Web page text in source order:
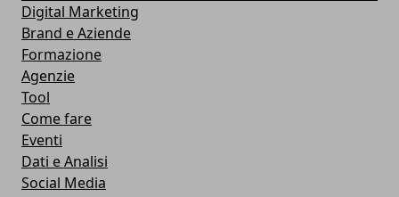
Digital Marketing
Brand e Aziende
Formazione
Agenzie
Tool
Come fare
Eventi
Dati e Analisi
Social Media